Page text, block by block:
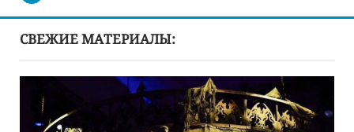
СВЕЖИЕ МАТЕРИАЛЫ: